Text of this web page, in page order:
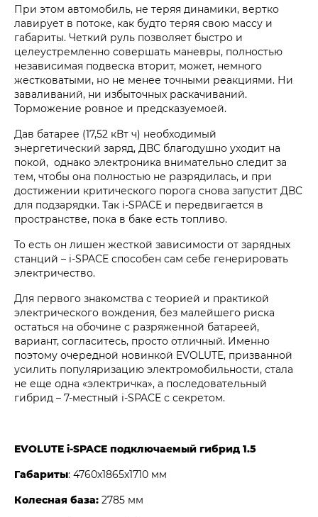
При этом автомобиль, не теряя динамики, вертко
лавирует в потоке, как будто теряя свою массу и
габариты. Четкий руль позволяет быстро и
целеустремленно совершать маневры, полностью
независимая подвеска вторит, может, немного
жестковатыми, но не менее точными реакциями. Ни
заваливаний, ни избыточных раскачиваний.
Торможение ровное и предсказуемоей.
Дав батарее (17,52 кВт ч) необходимый
энергетический заряд, ДВС благодушно уходит на
покой, однако электроника внимательно следит за
тем, чтобы она полностью не разрядилась, и при
достижении критического порога снова запустит ДВС
для подзарядки. Так i‑SPACE и передвигается в
пространстве, пока в баке есть топливо.
То есть он лишен жесткой зависимости от зарядных
станций – i‑SPACE способен сам себе генерировать
электричество.
Для первого знакомства с теорией и практикой
электрического вождения, без малейшего риска
остаться на обочине с разряженной батареей,
вариант, согласитесь, просто отличный. Именно
поэтому очередной новинкой EVOLUTE, призванной
усилить популяризацию электромобильности, стала
не еще одна «электричка», а последовательный
гибрид – 7-местный i‑SPACE с секретом.
EVOLUTE i‑SPACE подключаемый гибрид 1.5
Габариты: 4760х1865х1710 мм
Колесная база: 2785 мм